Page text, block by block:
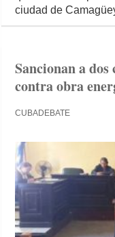
ciudad de
Sancionan a
contra obra
CUBADEBATE